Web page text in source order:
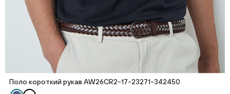
Поло короткий рукав AW26CR2-17-23271-342450